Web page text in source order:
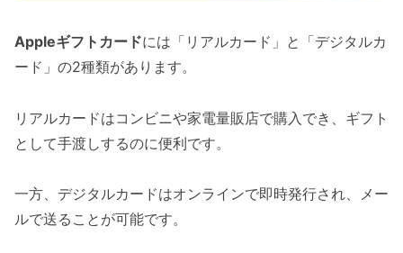
Appleギフトカードには「リアルカード」と「デジタルカ
ード」の2種類があります。
リアルカードはコンビニや家電量販店で購入でき、ギフト
として手渡しするのに便利です。
一方、デジタルカードはオンラインで即時発行され、メー
ルで送ることが可能です。